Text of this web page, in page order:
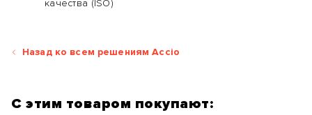
качества (ISO)
Назад ко всем решениям Accio
С этим товаром покупают: